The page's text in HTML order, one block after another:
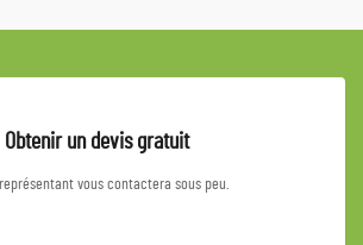
Obtenir un devis gratuit
vous contactera sous peu.